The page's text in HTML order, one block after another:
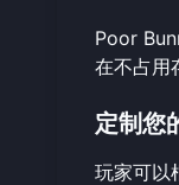
Poor
在不占用
定制您
玩家可以